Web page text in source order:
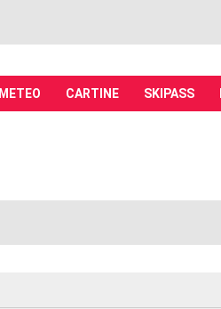
METEO CARTINE SKIPASS